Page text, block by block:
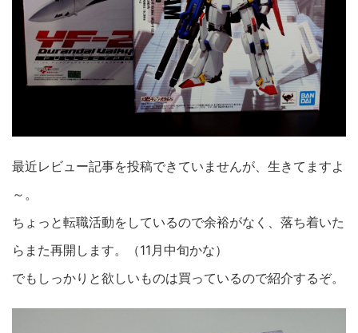
最近レビュー記事を投稿できていませんが、生きてますよ
～。
ちょっと転職活動をしているので余裕がなく、落ち着いた
らまた再開します。（11月中旬かな）
でもしっかりと欲しいものは買っているので紹介するぞ。